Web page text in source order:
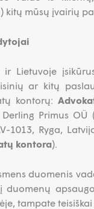
kitų mūsų įvairių
ir Lietuvoje
ar kitų
kontorų:
Primus OÜ
1013, Ryga,
kontora).
duomenis
duomenų
tampate